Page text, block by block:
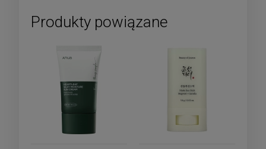
Produkty powiązane